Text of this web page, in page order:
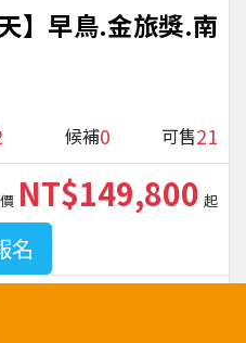
】早鳥.金旅獎.南
候補0 可售21
NT$149,800 起
名